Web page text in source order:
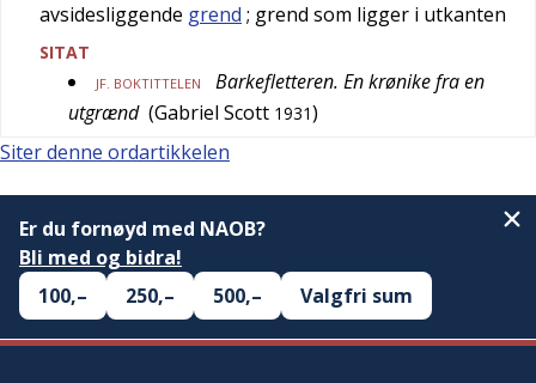
avsidesliggende grend ; grend som ligger i utkanten
SITAT
JF. BOKTITTELEN
Barkefletteren. En krønike fra en
utgrænd (Gabriel Scott 1931)
Siter denne ordartikkelen
Er du fornøyd med NAOB?
Bli med og bidra!
100,–
250,– 500,– Valgfri sum